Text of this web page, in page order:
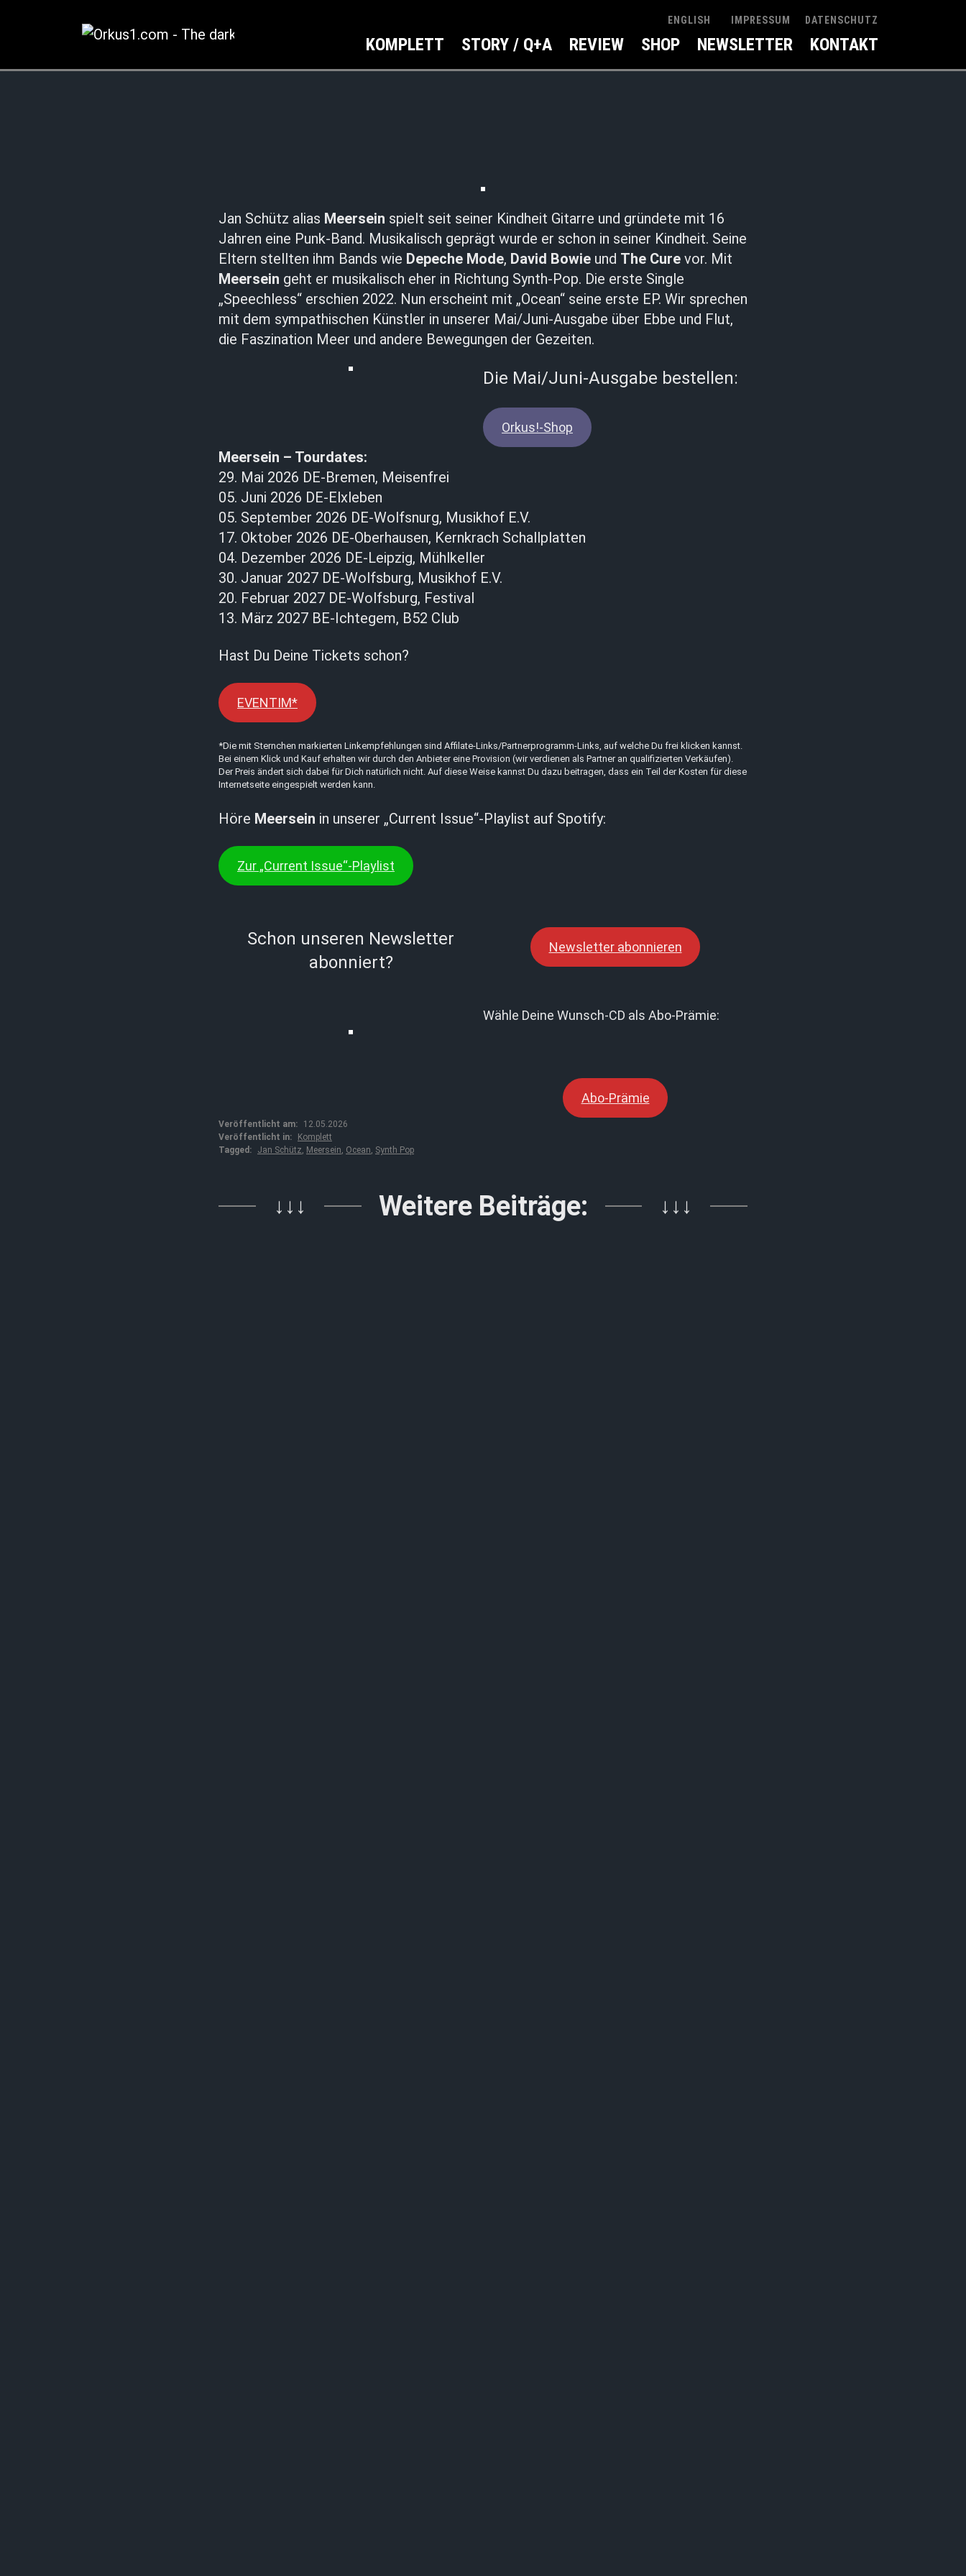
ENGLISH IMPRESSUM DATENSCHUTZ
KOMPLETT STORY / Q+A REVIEW SHOP NEWSLETTER KONTAKT
Jan Schütz alias Meersein spielt seit seiner Kindheit Gitarre und gründete mit 16
Jahren eine Punk-Band. Musikalisch geprägt wurde er schon in seiner Kindheit. Seine
Eltern stellten ihm Bands wie Depeche Mode, David Bowie und The Cure vor. Mit
Meersein geht er musikalisch eher in Richtung Synth-Pop. Die erste Single
„Speechless“ erschien 2022. Nun erscheint mit „Ocean“ seine erste EP. Wir sprechen
mit dem sympathischen Künstler in unserer Mai/Juni-Ausgabe über Ebbe und Flut,
die Faszination Meer und andere Bewegungen der Gezeiten.
Die Mai/Juni-Ausgabe bestellen:
Orkus!-Shop
Meersein – Tourdates:
29. Mai 2026 DE-Bremen, Meisenfrei
05. Juni 2026 DE-Elxleben
05. September 2026 DE-Wolfsnurg, Musikhof E.V.
17. Oktober 2026 DE-Oberhausen, Kernkrach Schallplatten
04. Dezember 2026 DE-Leipzig, Mühlkeller
30. Januar 2027 DE-Wolfsburg, Musikhof E.V.
20. Februar 2027 DE-Wolfsburg, Festival
13. März 2027 BE-Ichtegem, B52 Club
Hast Du Deine Tickets schon?
EVENTIM*
*Die mit Sternchen markierten Linkempfehlungen sind Affilate-Links/Partnerprogramm-Links, auf welche Du frei klicken kannst.
Bei einem Klick und Kauf erhalten wir durch den Anbieter eine Provision (wir verdienen als Partner an qualifizierten Verkäufen).
Der Preis ändert sich dabei für Dich natürlich nicht. Auf diese Weise kannst Du dazu beitragen, dass ein Teil der Kosten für diese
Internetseite eingespielt werden kann.
Höre Meersein in unserer „Current Issue“-Playlist auf Spotify:
Zur „Current Issue“-Playlist
Schon unseren Newsletter
abonniert?
Newsletter abonnieren
Wähle Deine Wunsch-CD als Abo-Prämie:
Abo-Prämie
Veröffentlicht am:
12.05.2026
Veröffentlicht in:
Komplett
Tagged:
Jan Schütz, Meersein, Ocean, Synth Pop
↓↓↓ Weitere Beiträge: ↓↓↓